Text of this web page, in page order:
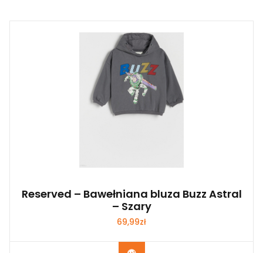
Reserved – Bawełniana bluza Buzz Astral
– Szary
69,99zł